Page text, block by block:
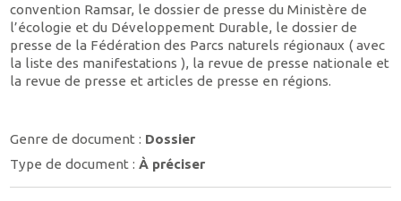
convention Ramsar, le dossier de presse du Ministère de
l’écologie et du Développement Durable, le dossier de
presse de la Fédération des Parcs naturels régionaux ( avec
la liste des manifestations ), la revue de presse nationale et
la revue de presse et articles de presse en régions.
Genre de document : Dossier
Type de document :À préciser